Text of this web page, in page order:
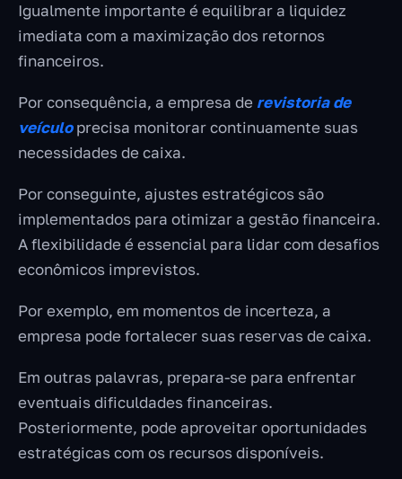
Igualmente importante é equilibrar a liquidez
imediata com a maximização dos retornos
financeiros.
Por consequência, a empresa de revistoria de
veículoprecisa monitorar continuamente suas
necessidades de caixa.
Por conseguinte, ajustes estratégicos são
implementados para otimizar a gestão financeira.
A flexibilidade é essencial para lidar com desafios
econômicos imprevistos.
Por exemplo, em momentos de incerteza, a
empresa pode fortalecer suas reservas de caixa.
Em outras palavras, prepara-se para enfrentar
eventuais dificuldades financeiras.
Posteriormente, pode aproveitar oportunidades
estratégicas com os recursos disponíveis.